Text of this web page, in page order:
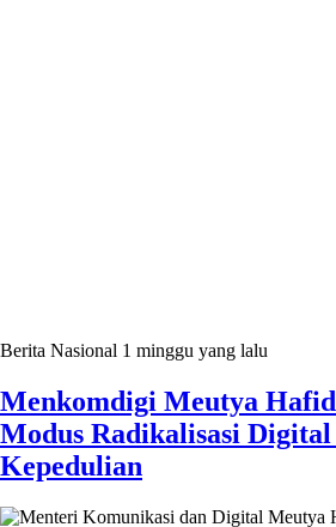
Berita Nasional 1 minggu yang lalu
Menkomdigi Meutya
Modus Radikalisasi
Kepedulian